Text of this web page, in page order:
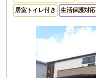
居室トイレ付き 生活保護対応